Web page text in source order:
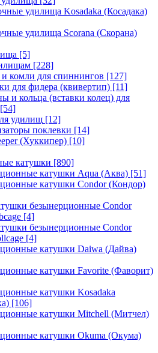
удилища Kosadaka (Косадака)
удилища Scorana (Скорана)
[5]
[228]
комли для спиннингов [127]
для фидера (квивертип) [11]
и кольца (вставки колец) для
[54]
удилищ [12]
поклевки [14]
(Хуккипер) [10]
катушки [890]
катушки Aqua (Аква) [51]
катушки Condor (Кондор)
безынерционные Condor
[4]
безынерционные Condor
[4]
катушки Daiwa (Дайва)
катушки Favorite (Фаворит)
катушки Kosadaka
[106]
катушки Mitchell (Митчел)
катушки Okuma (Окума)